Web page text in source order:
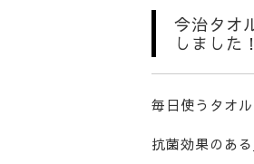
今治タオ
しました！
毎日使うタオ
抗菌効果のある